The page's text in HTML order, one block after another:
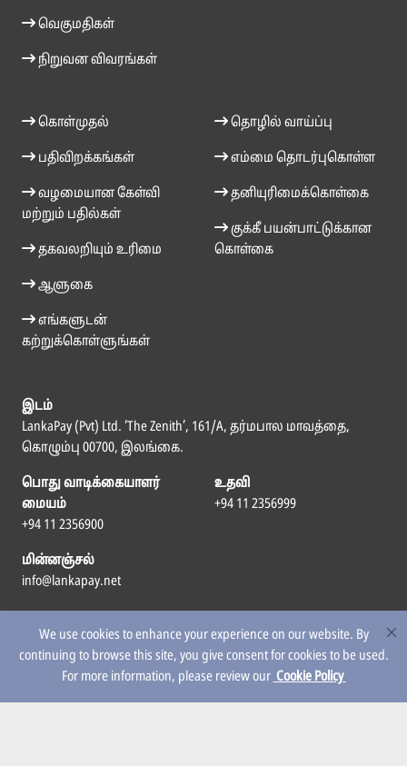
We use cookies to enhance your experience on our website. By
continuing to browse this site, you give consent for cookies to be used.
For more information, please review ourCookie Policy
வெகுமதிகள்
நிறுவன விவரங்கள்
கொள்முதல்
பதிவிறக்கங்கள்
வழமையான கேள்வி
மற்றும் பதில்கள்
தகவலறியும் உரிமை
ஆளுகை
எங்களுடன்
கற்றுக்கொள்ளுங்கள்
தொழில் வாய்ப்பு
எம்மை தொடர்புகொள்ள
தனியுரிமைக்கொள்கை
குக்கீ பயன்பாட்டுக்கான
கொள்கை
இடம்
LankaPay (Pvt) Ltd. ‘The Zenith’, 161/A, தர்மபால மாவத்தை,
கொழும்பு 00700, இலங்கை.
பொது வாடிக்கையாளர்
மையம்
+94 11 2356900
உதவி
+94 11 2356999
மின்னஞ்சல்
info@lankapay.net
எம்மைப் பின்தொடர